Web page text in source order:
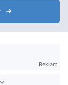
Reklam